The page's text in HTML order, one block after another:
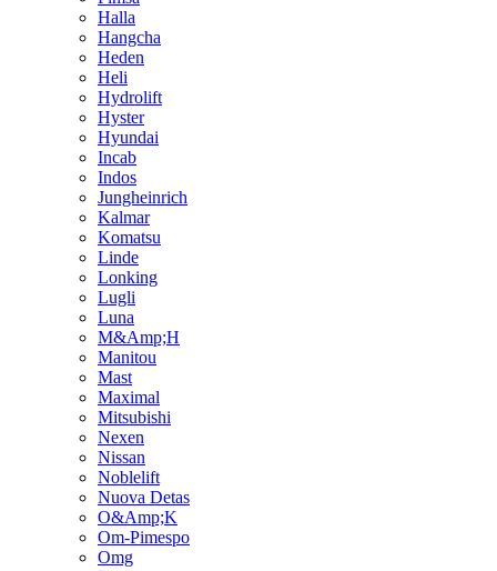
Halla
Hangcha
Heden
Heli
Hydrolift
Hyster
Hyundai
Incab
Indos
Jungheinrich
Kalmar
Komatsu
Linde
Lonking
Lugli
Luna
M&Amp;H
Manitou
Mast
Maximal
Mitsubishi
Nexen
Nissan
Noblelift
Nuova Detas
O&Amp;K
Om-Pimespo
Omg